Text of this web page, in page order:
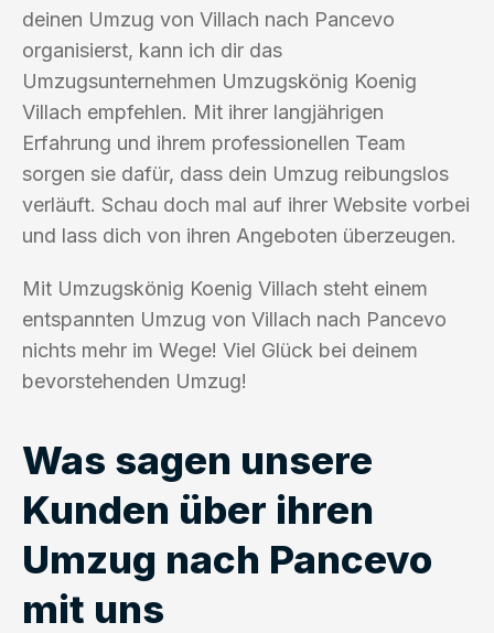
deinen Umzug von Villach nach Pancevo
organisierst, kann ich dir das
Umzugsunternehmen Umzugskönig Koenig
Villach empfehlen. Mit ihrer langjährigen
Erfahrung und ihrem professionellen Team
sorgen sie dafür, dass dein Umzug reibungslos
verläuft. Schau doch mal auf ihrer Website vorbei
und lass dich von ihren Angeboten überzeugen.
Mit Umzugskönig Koenig Villach steht einem
entspannten Umzug von Villach nach Pancevo
nichts mehr im Wege! Viel Glück bei deinem
bevorstehenden Umzug!
Was sagen unsere
Kunden über ihren
Umzug nach Pancevo
mit uns